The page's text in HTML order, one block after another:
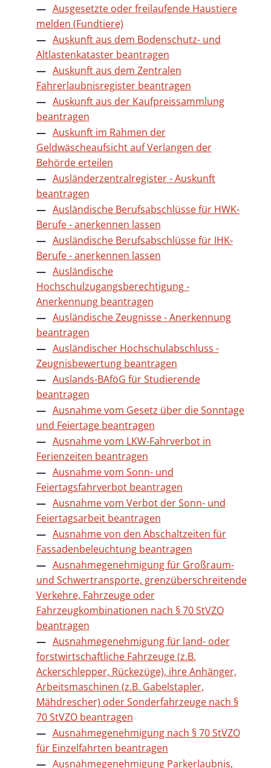
Ausgesetzte oder freilaufende Haustiere
melden (Fundtiere)
Auskunft aus dem Bodenschutz- und
Altlastenkataster beantragen
Auskunft aus dem Zentralen
Fahrerlaubnisregister beantragen
Auskunft aus der Kaufpreissammlung
beantragen
Auskunft im Rahmen der
Geldwäscheaufsicht auf Verlangen der
Behörde erteilen
Ausländerzentralregister - Auskunft
beantragen
Ausländische Berufsabschlüsse für HWK-
Berufe - anerkennen lassen
Ausländische Berufsabschlüsse für IHK-
Berufe - anerkennen lassen
Ausländische
Hochschulzugangsberechtigung -
Anerkennung beantragen
Ausländische Zeugnisse - Anerkennung
beantragen
Ausländischer Hochschulabschluss -
Zeugnisbewertung beantragen
Auslands-BAföG für Studierende
beantragen
Ausnahme vom Gesetz über die Sonntage
und Feiertage beantragen
Ausnahme vom LKW-Fahrverbot in
Ferienzeiten beantragen
Ausnahme vom Sonn- und
Feiertagsfahrverbot beantragen
Ausnahme vom Verbot der Sonn- und
Feiertagsarbeit beantragen
Ausnahme von den Abschaltzeiten für
Fassadenbeleuchtung beantragen
Ausnahmegenehmigung für Großraum-
und Schwertransporte, grenzüberschreitende
Verkehre, Fahrzeuge oder
Fahrzeugkombinationen nach § 70 StVZO
beantragen
Ausnahmegenehmigung für land- oder
forstwirtschaftliche Fahrzeuge (z.B.
Ackerschlepper, Rückezüge), ihre Anhänger,
Arbeitsmaschinen (z.B. Gabelstapler,
Mähdrescher) oder Sonderfahrzeuge nach §
70 StVZO beantragen
Ausnahmegenehmigung nach § 70 StVZO
für Einzelfahrten beantragen
Ausnahmegenehmigung Parkerlaubnis,